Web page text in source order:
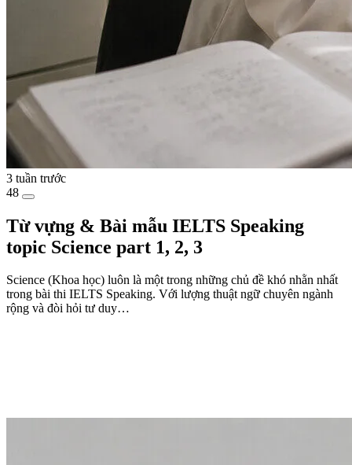
3 tuần trước
48
Từ vựng & Bài mẫu IELTS Speaking
topic Science part 1, 2, 3
Science (Khoa học) luôn là một trong những chủ đề khó nhằn nhất
trong bài thi IELTS Speaking. Với lượng thuật ngữ chuyên ngành
rộng và đòi hỏi tư duy…